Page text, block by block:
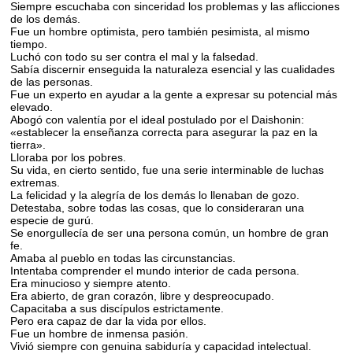
Siempre escuchaba con sinceridad los problemas y las aflicciones
de los demás.
Fue un hombre optimista, pero también pesimista, al mismo
tiempo.
Luchó con todo su ser contra el mal y la falsedad.
Sabía discernir enseguida la naturaleza esencial y las cualidades
de las personas.
Fue un experto en ayudar a la gente a expresar su potencial más
elevado.
Abogó con valentía por el ideal postulado por el Daishonin:
«establecer la enseñanza correcta para asegurar la paz en la
tierra».
Lloraba por los pobres.
Su vida, en cierto sentido, fue una serie interminable de luchas
extremas.
La felicidad y la alegría de los demás lo llenaban de gozo.
Detestaba, sobre todas las cosas, que lo consideraran una
especie de gurú.
Se enorgullecía de ser una persona común, un hombre de gran
fe.
Amaba al pueblo en todas las circunstancias.
Intentaba comprender el mundo interior de cada persona.
Era minucioso y siempre atento.
Era abierto, de gran corazón, libre y despreocupado.
Capacitaba a sus discípulos estrictamente.
Pero era capaz de dar la vida por ellos.
Fue un hombre de inmensa pasión.
Vivió siempre con genuina sabiduría y capacidad intelectual.